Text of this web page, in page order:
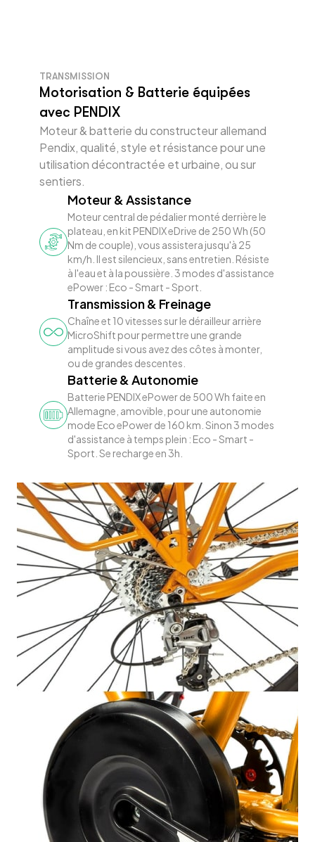
TRANSMISSION
Motorisation & Batterie équipées
avec PENDIX
Moteur & batterie du constructeur allemand
Pendix, qualité, style et résistance pour une
utilisation décontractée et urbaine, ou sur
sentiers.
Moteur & Assistance
Moteur central de pédalier monté derrière le
plateau, en kit PENDIX eDrive de 250 Wh (50
Nm de couple), vous assistera jusqu'à 25
km/h. Il est silencieux, sans entretien. Résiste
à l'eau et à la poussière. 3 modes d'assistance
ePower : Eco - Smart - Sport.
Transmission & Freinage
Chaîne et 10 vitesses sur le dérailleur arrière
MicroShift pour permettre une grande
amplitude si vous avez des côtes à monter,
ou de grandes descentes.
Batterie & Autonomie
Batterie PENDIX ePower de 500 Wh faite en
Allemagne, amovible, pour une autonomie
mode Eco ePower de 160 km. Sinon 3 modes
d'assistance à temps plein : Eco - Smart -
Sport. Se recharge en 3h.